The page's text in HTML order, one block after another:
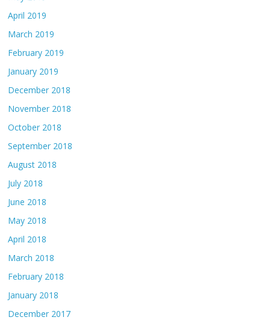
April 2019
March 2019
February 2019
January 2019
December 2018
November 2018
October 2018
September 2018
August 2018
July 2018
June 2018
May 2018
April 2018
March 2018
February 2018
January 2018
December 2017